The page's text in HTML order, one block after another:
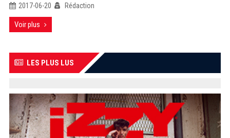
2017-06-20 Rédaction
Voir plus
LES PLUS LUS